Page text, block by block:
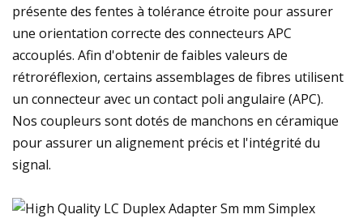
présente des fentes à tolérance étroite pour assurer
une orientation correcte des connecteurs APC
accouplés. Afin d'obtenir de faibles valeurs de
rétroréflexion, certains assemblages de fibres utilisent
un connecteur avec un contact poli angulaire (APC).
Nos coupleurs sont dotés de manchons en céramique
pour assurer un alignement précis et l'intégrité du
signal.